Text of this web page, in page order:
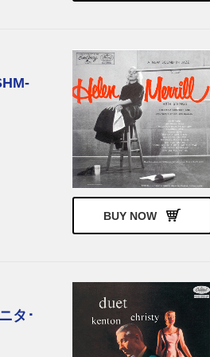
マイケル・ブレッカー
ジョアン・ジルベルト
ヴァリアス・アーティスト
ワンダ・ヂ・サー
メイレリス・イ・オス・コ
パ・シンコ
BUY NOW
タ･